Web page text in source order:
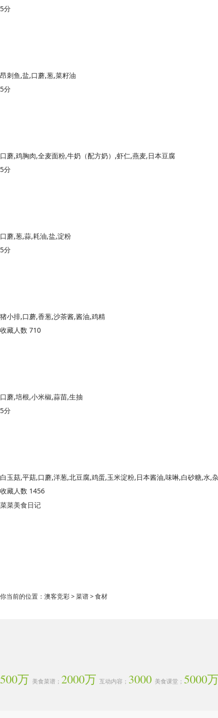
5分
昂刺鱼,盐,口蘑,葱,菜籽油
5分
口蘑,鸡胸肉,全麦面粉,牛奶（配方奶）,虾仁,燕麦,日本豆腐
5分
口蘑,葱,蒜,耗油,盐,淀粉
5分
猪小排,口蘑,香葱,沙茶酱,酱油,鸡精
收藏人数 710
口蘑,培根,小米椒,蒜苗,生抽
5分
收藏人数 1456
菜菜美食日记
你当前的位置： 澳客竞彩>菜谱> 食材
500万 美食菜谱； 2000万 互动内容； 3000 美食课堂； 5000